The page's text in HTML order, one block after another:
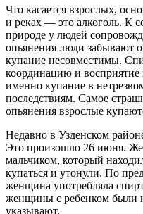
Что касается взрослых,
и реках — это алкоголь. К
природе у людей
опьянения люди забывают
купание несовместимы.
координацию и восприятие
именно купание в
последствиям. Самое
опьянения взрослые
Недавно в Узденском
Это произошло 26 июня.
мальчиком, который
купаться и утонули. По
женщина употребляла
женщины с ребенком были
указывают.